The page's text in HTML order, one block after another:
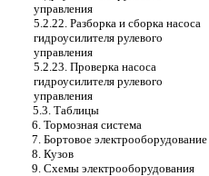
управления
5.2.22. Разборка и сборка насоса
гидроусилителя рулевого
управления
5.2.23. Проверка насоса
гидроусилителя рулевого
управления
5.3. Таблицы
6. Тормозная система
7. Бортовое электрооборудование
8. Кузов
9. Схемы электрооборудования